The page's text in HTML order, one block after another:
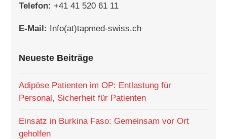
Telefon: +41 41 520 61 11
E-Mail: Info(at)tapmed-swiss.ch
Neueste Beiträge
Adipöse Patienten im OP: Entlastung für
Personal, Sicherheit für Patienten
Einsatz in Burkina Faso: Gemeinsam vor Ort
geholfen